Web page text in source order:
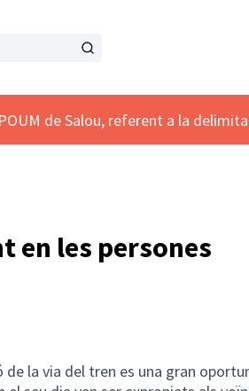
de Salou, referent a la
en les persones
de la via del tren es una gran